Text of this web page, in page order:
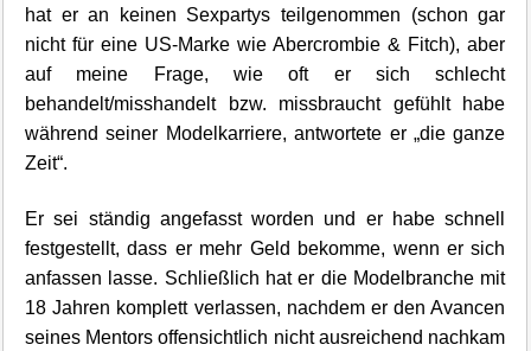
hat er an keinen Sexpartys teilgenommen (schon gar
nicht für eine US-Marke wie Abercrombie & Fitch), aber
auf meine Frage, wie oft er sich schlecht
behandelt/misshandelt bzw. missbraucht gefühlt habe
während seiner Modelkarriere, antwortete er „die ganze
Zeit“.
Er sei ständig angefasst worden und er habe schnell
festgestellt, dass er mehr Geld bekomme, wenn er sich
anfassen lasse. Schließlich hat er die Modelbranche mit
18 Jahren komplett verlassen, nachdem er den Avancen
seines Mentors offensichtlich nicht ausreichend nachkam